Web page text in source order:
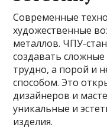
Современные
художественные
металлов. ЧПУ-
создавать
трудно, а порой и
способом. Это
дизайнеров и
уникальные и
изделия.